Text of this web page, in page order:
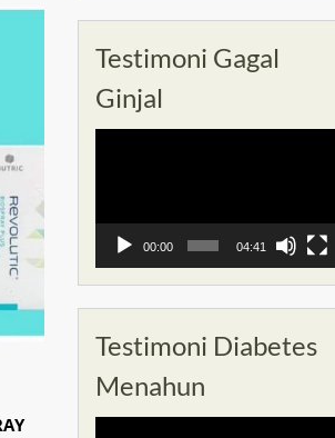
Testimoni Gagal
Ginjal
00:00 04:41
Testimoni Diabetes
Menahun